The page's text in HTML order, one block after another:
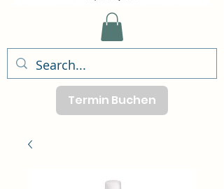
Termin Buchen